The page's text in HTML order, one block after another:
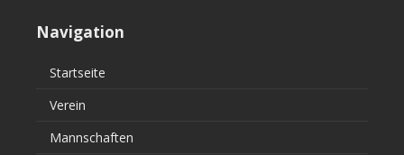
Navigation
Startseite
Verein
Mannschaften